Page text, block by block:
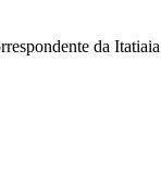
da